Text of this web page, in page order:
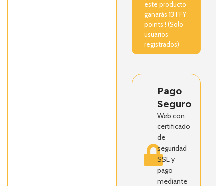
este producto
ganarás13 FFY
points ! (Solo
usuarios
registrados)
Pago
Seguro
Web con
certificado
de
seguridad
SSL y
pago
mediante